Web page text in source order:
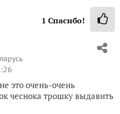
1 Спасибо!
это очень-очень
чеснока трошку выдавить